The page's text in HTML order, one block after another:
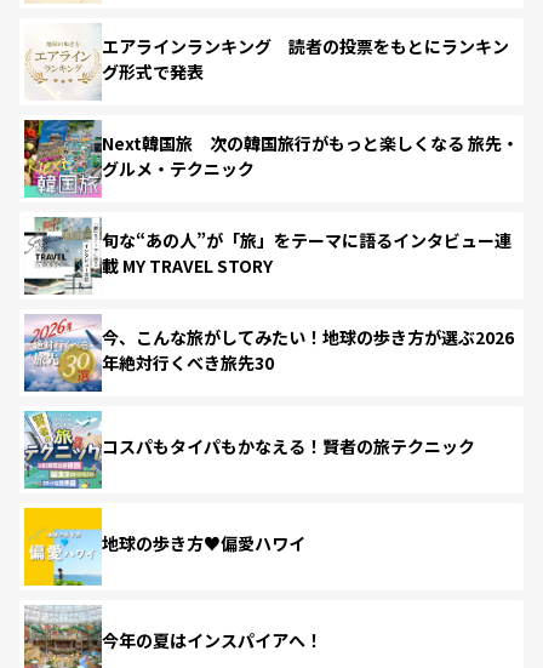
エアラインランキング 読者の投票をもとにランキン
グ形式で発表
Next韓国旅 次の韓国旅行がもっと楽しくなる 旅先・
グルメ・テクニック
旬な“あの人”が「旅」をテーマに語るインタビュー連
載 MY TRAVEL STORY
今、こんな旅がしてみたい！地球の歩き方が選ぶ2026
年絶対行くべき旅先30
コスパもタイパもかなえる！賢者の旅テクニック
地球の歩き方♥偏愛ハワイ
今年の夏はインスパイアへ！